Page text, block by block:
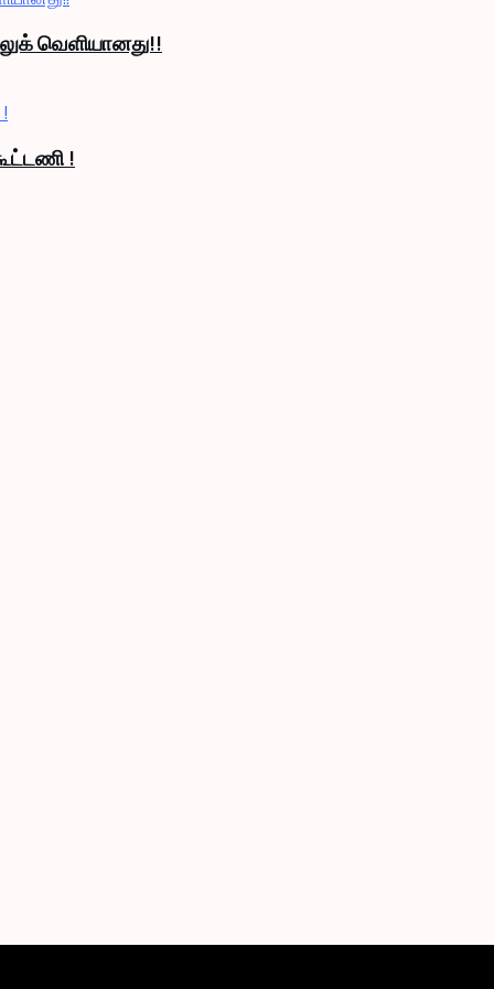
வெளியானது!!
!